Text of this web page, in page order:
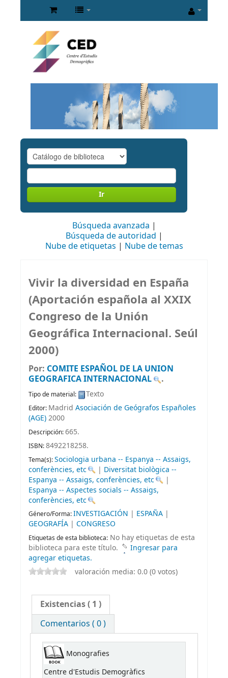
Ir
Búsqueda avanzada
Búsqueda de autoridad
Nube de etiquetas
Nube de temas
Vivir la diversidad en España
(Aportación española al XXIX
Congreso de la Unión
Geográfica Internacional. Seúl
2000)
Por: COMITE ESPAÑOL DE LA UNION
GEOGRAFICA INTERNACIONAL
.
Tipo de material: Texto
Editor: Madrid Asociación de Geógrafos Españoles
(AGE)2000
Descripción:665.
ISBN:8492218258.
Tema(s):Sociologia urbana -- Espanya -- Assaigs,
conferències, etc
| Diversitat biològica --
Espanya -- Assaigs, conferències, etc
|
Espanya -- Aspectes socials -- Assaigs,
conferències, etc
Género/Forma:INVESTIGACIÓN | ESPAÑA |
GEOGRAFÍA | CONGRESO
Etiquetas de esta biblioteca: No hay etiquetas de esta
biblioteca para este título.
Ingresar para
agregar etiquetas.
valoración media: 0.0 (0 votos)
Existencias( 1 )
Comentarios ( 0 )
Monografies
Centre d'Estudis Demogràfics